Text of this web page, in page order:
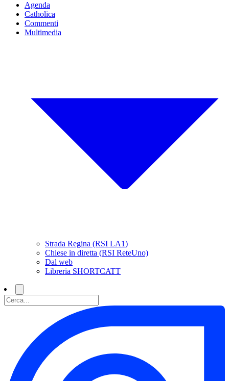
Agenda
Catholica
Commenti
Multimedia
Strada Regina (RSI LA1)
Chiese in diretta (RSI ReteUno)
Dal web
Libreria SHORTCATT